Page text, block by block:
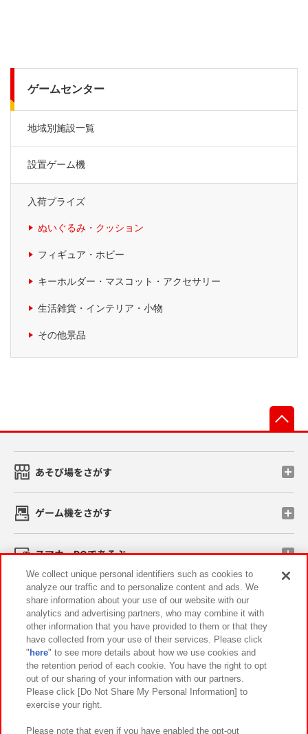
ゲームセンター
地域別施設一覧
設置ゲーム機
入荷プライズ
ぬいぐるみ・クッション
フィギュア・ホビー
キーホルダー・マスコット・アクセサリー
生活雑貨・インテリア・小物
その他景品
あそび場をさがす
ゲーム機をさがす
スマホ・PCであそぶ
イベント・キャンペーン
関連会社 サステナビリティ サイトポリシー
プライバシーポリシー ウェブアクセシビリティ方針と検証結果
お取引先さまとともに
カスタマーハラスメント対応方針 よくあるご質問・お問い合わせ
We collect unique personal identifiers such as cookies to
analyze our traffic and to personalize content and ads. We
share information about your use of our website with our
analytics and advertising partners, who may combine it with
other information that you have provided to them or that they
have collected from your use of their services. Please click
" here" to see more details about how we use cookies and
the retention period of each cookie. You have the right to opt
out of our sharing of your information with our partners.
Please click [Do Not Share My Personal Information] to
exercise your right.
Please note that even if you have enabled the opt-out